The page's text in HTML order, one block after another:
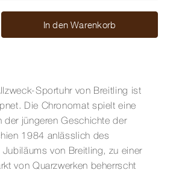
In den Warenkorb
Sportuhr von Breitling ist
Die Chronomat spielt eine
der jüngeren Geschichte der
1984 anlässlich des
Jubiläums von Breitling, zu einer
von Quarzwerken beherrscht